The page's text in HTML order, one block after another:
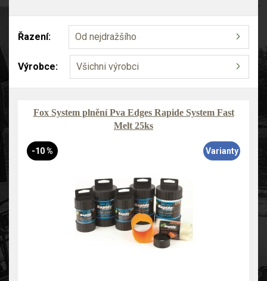
Řazení: Od nejdražšího
Výrobce: Všichni výrobci
Fox System plnění Pva Edges Rapide System Fast
Melt 25ks
-10 % Varianty